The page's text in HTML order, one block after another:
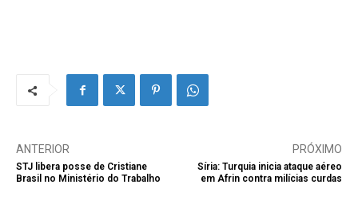
ANTERIOR
STJ libera posse de Cristiane
Brasil no Ministério do Trabalho
PRÓXIMO
Síria: Turquia inicia ataque aéreo
em Afrin contra milícias curdas